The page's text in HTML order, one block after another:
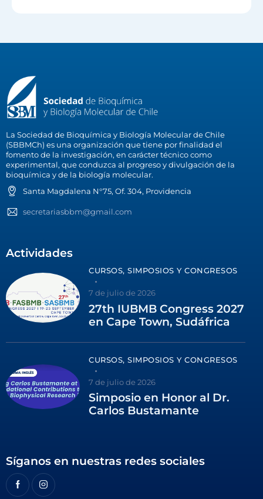
La Sociedad de Bioquímica y Biología Molecular de Chile
(SBBMCh) es una organización que tiene por finalidad el
fomento de la investigación, en carácter técnico como
experimental, que conduzca al progreso y divulgación de la
bioquímica y de la biología molecular.
Santa Magdalena N°75, Of. 304, Providencia
secretariasbbm@gmail.com
Actividades
CURSOS, SIMPOSIOS Y CONGRESOS
7 de julio de 2026
27th IUBMB Congress 2027
en Cape Town, Sudáfrica
CURSOS, SIMPOSIOS Y CONGRESOS
7 de julio de 2026
Simposio en Honor al Dr.
Carlos Bustamante
Síganos en nuestras redes sociales